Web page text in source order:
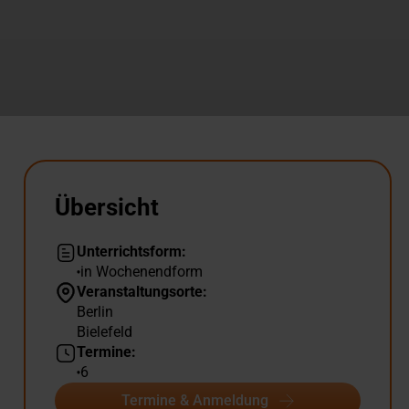
Übersicht
Unterrichtsform:
in Wochenendform
Veranstaltungsorte:
Berlin
Bielefeld
Termine:
6
Termine & Anmeldung